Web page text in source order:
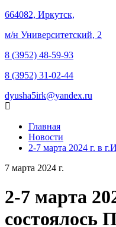
664082, Иркутск,
м/н Университетский, 2
8 (3952) 48-59-93
8 (3952) 31-02-44
dyusha5irk@yandex.ru
Главная
Новости
2-7 марта 2024 г. в
7 марта 2024 г.
2-7 марта
состоялось